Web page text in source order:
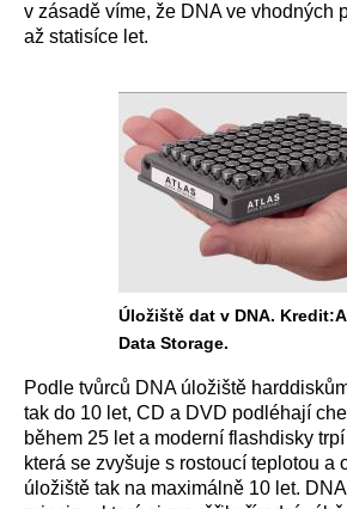
v zásadě víme, že DNA ve vhodných
až statisíce let.
Úložiště dat v DNA.
Data Storage.
Podle tvůrců DNA úložiště
tak do 10 let, CD a DVD podléhají
během 25 let a moderní flashdisky
která se zvyšuje s rostoucí teplotou a
úložiště tak na maximálně 10 let.